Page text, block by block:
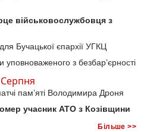
військовослужбовця з
Бучацької єпархії УГКЦ
з безбар’єрності
пам’яті Володимира Дроня
учасник АТО з Козівщини
Більше >>